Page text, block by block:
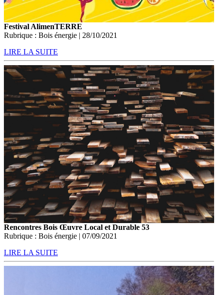
Festival AlimenTERRE
Rubrique : Bois énergie | 28/10/2021
LIRE LA SUITE
Rencontres Bois Œuvre Local et Durable 53
Rubrique : Bois énergie | 07/09/2021
LIRE LA SUITE